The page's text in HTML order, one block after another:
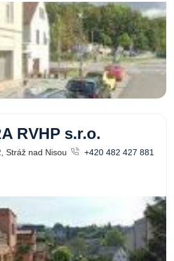
RVHP s.r.o.
Stráž nad Nisou
+420 482 427 881